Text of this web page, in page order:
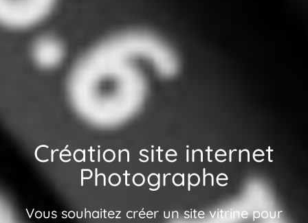
Création site internet
Photographe
Vous souhaitez créer un site vitrine pour